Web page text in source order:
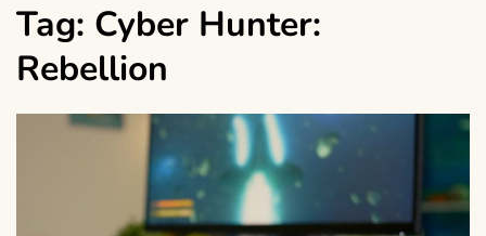
Tag: Cyber Hunter:
Rebellion